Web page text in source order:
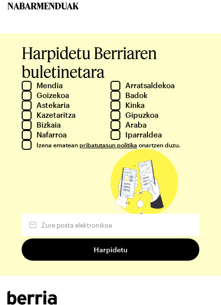
NABARMENDUAK
Harpidetu Berriaren
buletinetara
Mendia
Arratsaldekoa
Goizekoa
Badok
Astekaria
Kinka
Kazetaritza
Gipuzkoa
Bizkaia
Araba
Nafarroa
Iparraldea
Izena ematean pribatutasun politika onartzen duzu.